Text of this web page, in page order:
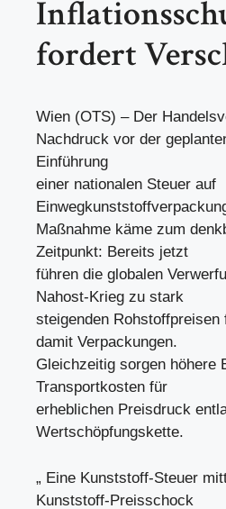
fordert
Wien (OTS) – Der
Nachdruck vor der
Einführung
einer nationalen Steuer auf
Maßnahme käme zum
Zeitpunkt: Bereits jetzt
führen die globalen
Nahost-Krieg zu stark
steigenden
damit Verpackungen.
Gleichzeitig sorgen höhere
Transportkosten für
erheblichen Preisdruck
Wertschöpfungskette.
„ Eine Kunststoff-Steuer
Kunststoff-Preisschock